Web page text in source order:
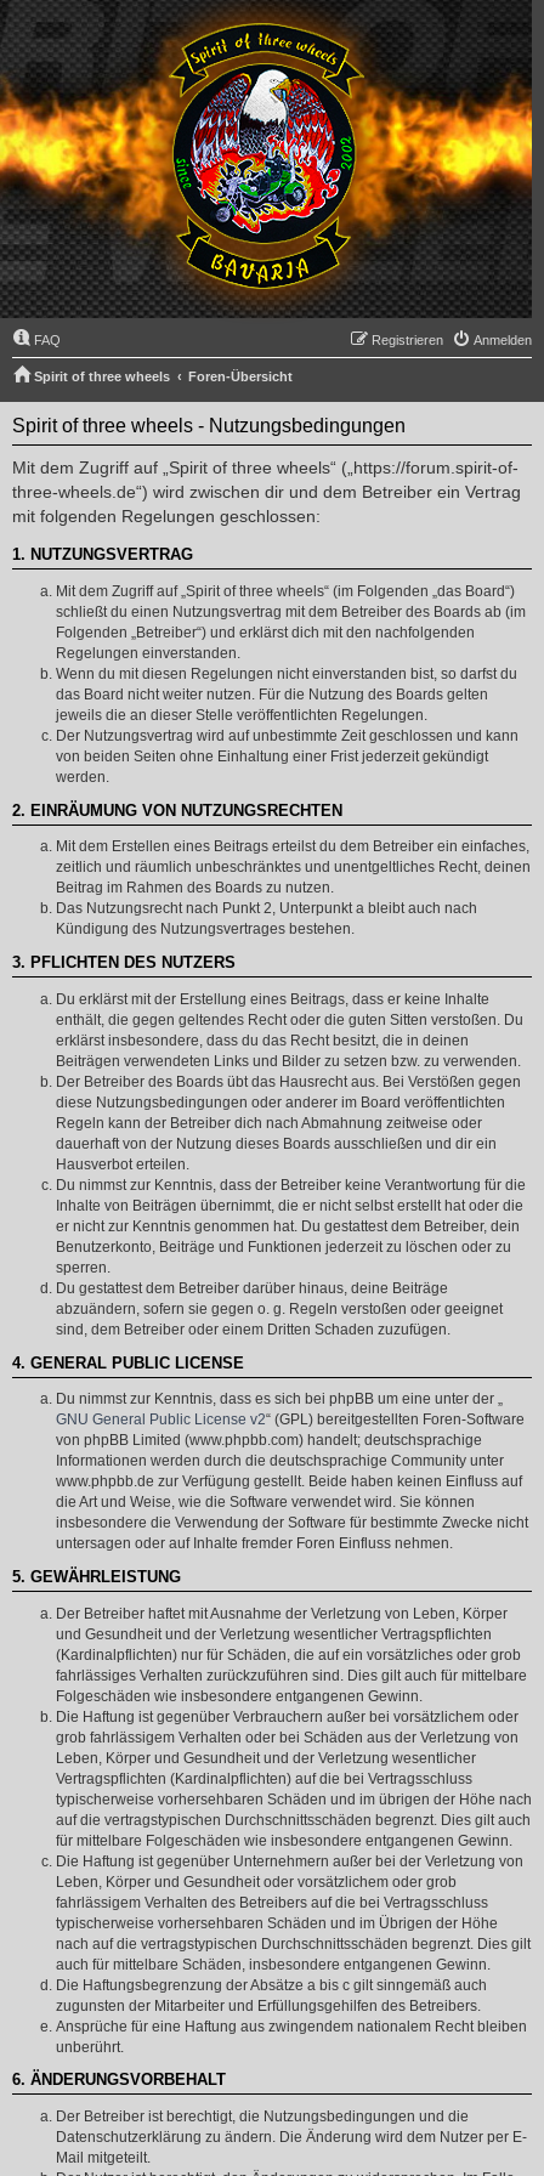
FAQ Anmelden
Registrieren
Spirit of three wheels Foren-Übersicht
Spirit of three wheels - Nutzungsbedingungen
Mit dem Zugriff auf „Spirit of three wheels“ („https://forum.spirit-of-
three-wheels.de“) wird zwischen dir und dem Betreiber ein Vertrag
mit folgenden Regelungen geschlossen:
1. NUTZUNGSVERTRAG
Mit dem Zugriff auf „Spirit of three wheels“ (im Folgenden „das Board“)
schließt du einen Nutzungsvertrag mit dem Betreiber des Boards ab (im
Folgenden „Betreiber“) und erklärst dich mit den nachfolgenden
Regelungen einverstanden.
Wenn du mit diesen Regelungen nicht einverstanden bist, so darfst du
das Board nicht weiter nutzen. Für die Nutzung des Boards gelten
jeweils die an dieser Stelle veröffentlichten Regelungen.
Der Nutzungsvertrag wird auf unbestimmte Zeit geschlossen und kann
von beiden Seiten ohne Einhaltung einer Frist jederzeit gekündigt
werden.
2. EINRÄUMUNG VON NUTZUNGSRECHTEN
Mit dem Erstellen eines Beitrags erteilst du dem Betreiber ein einfaches,
zeitlich und räumlich unbeschränktes und unentgeltliches Recht, deinen
Beitrag im Rahmen des Boards zu nutzen.
Das Nutzungsrecht nach Punkt 2, Unterpunkt a bleibt auch nach
Kündigung des Nutzungsvertrages bestehen.
3. PFLICHTEN DES NUTZERS
Du erklärst mit der Erstellung eines Beitrags, dass er keine Inhalte
enthält, die gegen geltendes Recht oder die guten Sitten verstoßen. Du
erklärst insbesondere, dass du das Recht besitzt, die in deinen
Beiträgen verwendeten Links und Bilder zu setzen bzw. zu verwenden.
Der Betreiber des Boards übt das Hausrecht aus. Bei Verstößen gegen
diese Nutzungsbedingungen oder anderer im Board veröffentlichten
Regeln kann der Betreiber dich nach Abmahnung zeitweise oder
dauerhaft von der Nutzung dieses Boards ausschließen und dir ein
Hausverbot erteilen.
Du nimmst zur Kenntnis, dass der Betreiber keine Verantwortung für die
Inhalte von Beiträgen übernimmt, die er nicht selbst erstellt hat oder die
er nicht zur Kenntnis genommen hat. Du gestattest dem Betreiber, dein
Benutzerkonto, Beiträge und Funktionen jederzeit zu löschen oder zu
sperren.
Du gestattest dem Betreiber darüber hinaus, deine Beiträge
abzuändern, sofern sie gegen o. g. Regeln verstoßen oder geeignet
sind, dem Betreiber oder einem Dritten Schaden zuzufügen.
4. GENERAL PUBLIC LICENSE
Du nimmst zur Kenntnis, dass es sich bei phpBB um eine unter der „
GNU General Public License v2“ (GPL) bereitgestellten Foren-Software
von phpBB Limited (www.phpbb.com) handelt; deutschsprachige
Informationen werden durch die deutschsprachige Community unter
www.phpbb.de zur Verfügung gestellt. Beide haben keinen Einfluss auf
die Art und Weise, wie die Software verwendet wird. Sie können
insbesondere die Verwendung der Software für bestimmte Zwecke nicht
untersagen oder auf Inhalte fremder Foren Einfluss nehmen.
5. GEWÄHRLEISTUNG
Der Betreiber haftet mit Ausnahme der Verletzung von Leben, Körper
und Gesundheit und der Verletzung wesentlicher Vertragspflichten
(Kardinalpflichten) nur für Schäden, die auf ein vorsätzliches oder grob
fahrlässiges Verhalten zurückzuführen sind. Dies gilt auch für mittelbare
Folgeschäden wie insbesondere entgangenen Gewinn.
Die Haftung ist gegenüber Verbrauchern außer bei vorsätzlichem oder
grob fahrlässigem Verhalten oder bei Schäden aus der Verletzung von
Leben, Körper und Gesundheit und der Verletzung wesentlicher
Vertragspflichten (Kardinalpflichten) auf die bei Vertragsschluss
typischerweise vorhersehbaren Schäden und im übrigen der Höhe nach
auf die vertragstypischen Durchschnittsschäden begrenzt. Dies gilt auch
für mittelbare Folgeschäden wie insbesondere entgangenen Gewinn.
Die Haftung ist gegenüber Unternehmern außer bei der Verletzung von
Leben, Körper und Gesundheit oder vorsätzlichem oder grob
fahrlässigem Verhalten des Betreibers auf die bei Vertragsschluss
typischerweise vorhersehbaren Schäden und im Übrigen der Höhe
nach auf die vertragstypischen Durchschnittsschäden begrenzt. Dies gilt
auch für mittelbare Schäden, insbesondere entgangenen Gewinn.
Die Haftungsbegrenzung der Absätze a bis c gilt sinngemäß auch
zugunsten der Mitarbeiter und Erfüllungsgehilfen des Betreibers.
Ansprüche für eine Haftung aus zwingendem nationalem Recht bleiben
unberührt.
6. ÄNDERUNGSVORBEHALT
Der Betreiber ist berechtigt, die Nutzungsbedingungen und die
Datenschutzerklärung zu ändern. Die Änderung wird dem Nutzer per E-
Mail mitgeteilt.